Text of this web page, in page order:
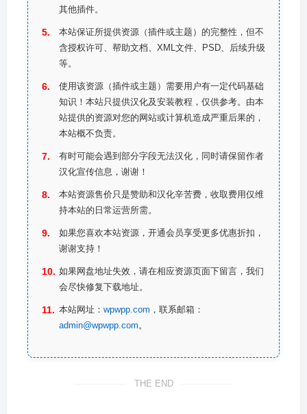
其他插件。
本站保证所提供资源（插件或主题）的完整性，但不
含授权许可、帮助文档、XML文件、PSD、后续升级
等。
使用该资源（插件或主题）需要用户有一定代码基础
知识！本站只提供汉化及安装教程，仅供参考。由本
站提供的资源对您的网站或计算机造成严重后果的，
本站概不负责。
有时可能会遇到部分字段无法汉化，同时请保留作者
汉化宣传信息，谢谢！
本站资源售价只是赞助和汉化辛苦费，收取费用仅维
持本站的日常运营所需。
如果您喜欢本站资源，开通会员享受更多优惠折扣，
谢谢支持！
如果网盘地址失效，请在相应资源页面下留言，我们
会尽快修复下载地址。
本站网址： wpwpp.com ，联系邮箱：
admin@wpwpp.com。
THE END